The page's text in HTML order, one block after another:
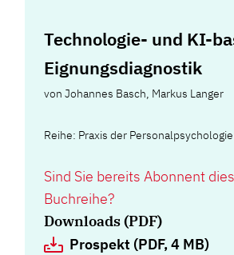
Technologie- und KI-
Eignungsdiagnostik
vonJohannes Basch, Markus Langer
Reihe: Praxis der
Sind Sie bereits Abonnent
Buchreihe?
Downloads (PDF)
Prospekt (PDF, 4 MB)